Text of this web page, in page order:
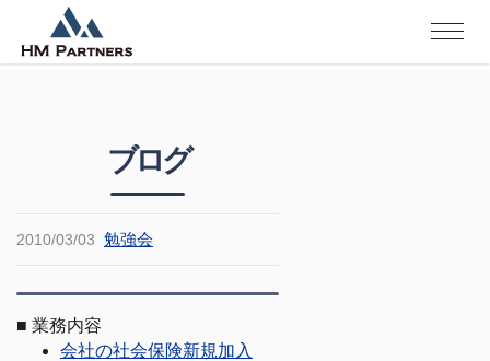
ブログ
2010/03/03 勉強会
■ 業務内容
会社の社会保険新規加入